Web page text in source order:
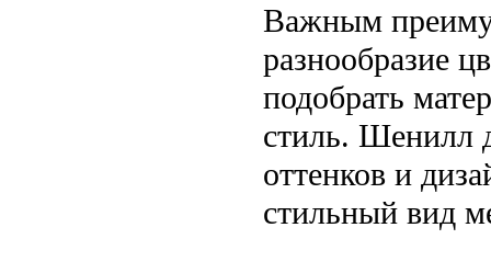
Важным
разнообразие
подобрать
стиль. Шенилл
оттенков и
стильный вид